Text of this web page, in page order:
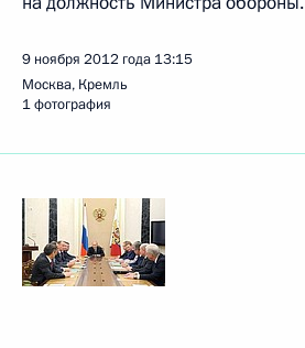
9 ноября 2012 года 13:15
Москва, Кремль
1 фотография